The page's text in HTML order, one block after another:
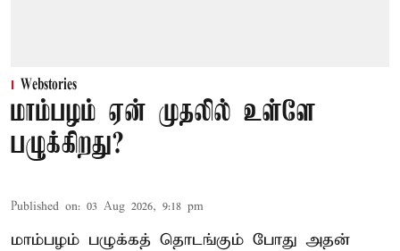
Webstories
மாம்பழம் ஏன் முதலில் உள்ளே
பழுக்கிறது?
Published on: 03 Aug 2026, 9:18 pm
மாம்பழம் பழுக்கத் தொடங்கும் போது அதன்